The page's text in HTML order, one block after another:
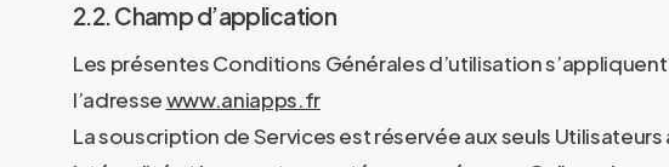
2.2. Champ d’application
Les présentes Conditions Générales d’utilisation
l’adressewww.aniapps.fr
La souscription de Services est réservée aux seuls